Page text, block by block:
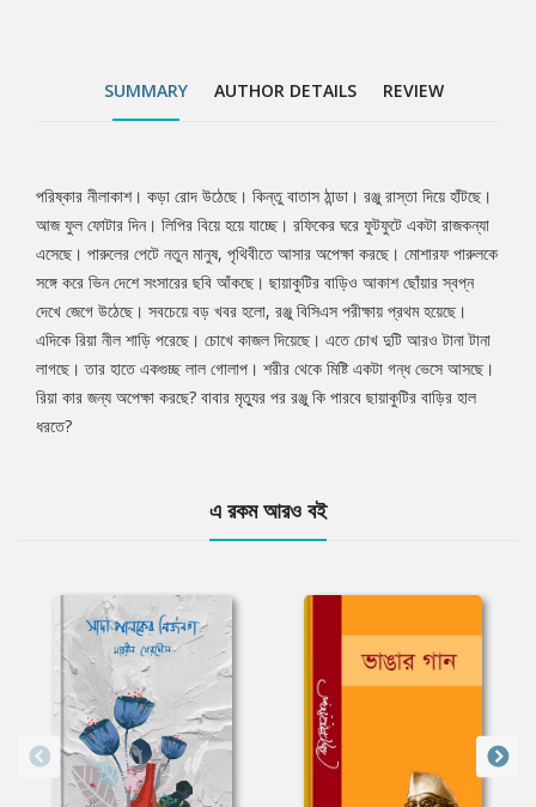
SUMMARY AUTHOR DETAILS REVIEW
Tab
Article
পরিষ্কার নীলাকাশ। কড়া রোদ উঠেছে। কিন্তু বাতাস ঠান্ডা। রঞ্জু রাস্তা দিয়ে হাঁটছে।
আজ ফুল ফোটার দিন। লিপির বিয়ে হয়ে যাচ্ছে। রফিকের ঘরে ফুটফুটে একটা রাজকন্যা
এসেছে। পারুলের পেটে নতুন মানুষ, পৃথিবীতে আসার অপেক্ষা করছে। মোশারফ পারুলকে
সঙ্গে করে ভিন দেশে সংসারের ছবি আঁকছে। ছায়াকুটির বাড়িও আকাশ ছোঁয়ার স্বপ্ন
দেখে জেগে উঠেছে। সবচেয়ে বড় খবর হলো, রঞ্জু বিসিএস পরীক্ষায় প্রথম হয়েছে।
এদিকে রিয়া নীল শাড়ি পরেছে। চোখে কাজল দিয়েছে। এতে চোখ দুটি আরও টানা টানা
লাগছে। তার হাতে একগুচ্ছ লাল গোলাপ। শরীর থেকে মিষ্টি একটা গন্ধ ভেসে আসছে।
রিয়া কার জন্য অপেক্ষা করছে? বাবার মৃত্যুর পর রঞ্জু কি পারবে ছায়াকুটির বাড়ির হাল
ধরতে?
এ রকম আরও বই